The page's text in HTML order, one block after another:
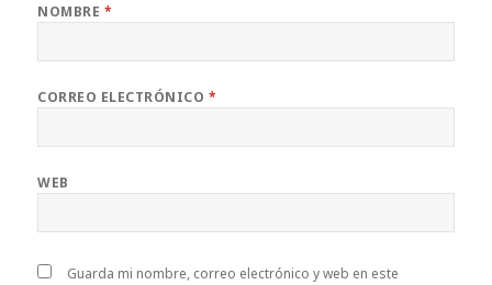
NOMBRE *
CORREO ELECTRÓNICO *
WEB
Guarda mi nombre, correo electrónico y web en este